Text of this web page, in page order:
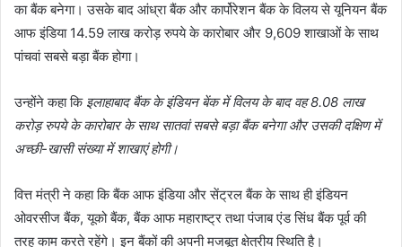
का बैंक बनेगा। उसके बाद आंध्रा बैंक और कार्पोरेशन बैंक के विलय से यूनियन बैंक
आफ इंडिया 14.59 लाख करोड़ रुपये के कारोबार और 9,609 शाखाओं के साथ
पांचवां सबसे बड़ा बैंक होगा।
उन्होंने कहा कि इलाहाबाद बैंक के इंडियन बेंक में विलय के बाद वह 8.08 लाख
करोड़ रुपये के कारोबार के साथ सातवां सबसे बड़ा बैंक बनेगा और उसकी दक्षिण में
अच्छी-खासी संख्या में शाखाएं होगी।
वित्त मंत्री ने कहा कि बैंक आफ इंडिया और सेंट्रल बैंक के साथ ही इंडियन
ओवरसीज बैंक, यूको बैंक, बैंक आफ महाराष्ट्र तथा पंजाब एंड सिंध बैंक पूर्व की
तरह काम करते रहेंगे। इन बैंकों की अपनी मजबूत क्षेत्रीय स्थिति है।